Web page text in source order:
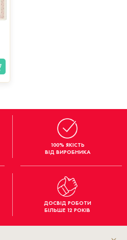
100% ЯКІСТЬ
ВІД ВИРОБНИКА
ДОСВІД РОБОТИ
БІЛЬШЕ 12 РОКІВ